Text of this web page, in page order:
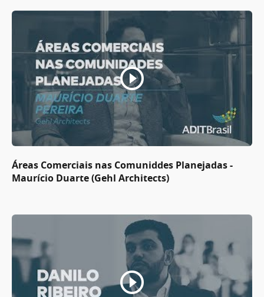
Áreas Comerciais nas Comuniddes Planejadas -
Maurício Duarte (Gehl Architects)